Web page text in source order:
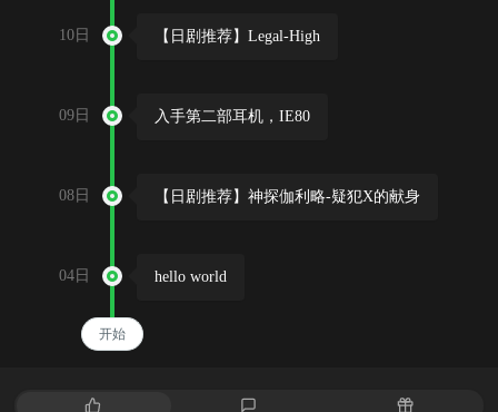
10日 【日剧推荐】Legal-High
09日 入手第二部耳机，IE80
08日 【日剧推荐】神探伽利略-疑犯X的献身
04日 hello world
开始
热
随